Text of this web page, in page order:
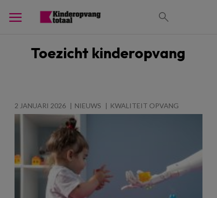
Toezicht kinderopvang
2 JANUARI 2026 NIEUWS KWALITEIT OPVANG